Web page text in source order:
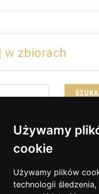
Używamy
cookie
Używamy plików
technologii śledzenia,
w zbiorach